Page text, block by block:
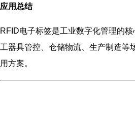
应用总结
RFID电子标签是工业数字化管理的
工器具管控、仓储物流、生产制造等
用方案。